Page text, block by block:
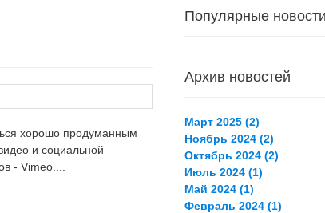
хорошо продуманным
и социальной
- Vimeo....
Популярные новости
Архив новостей
Март 2025 (2)
Ноябрь 2024 (2)
Октябрь 2024 (2)
Июль 2024 (1)
Май 2024 (1)
Февраль 2024 (1)